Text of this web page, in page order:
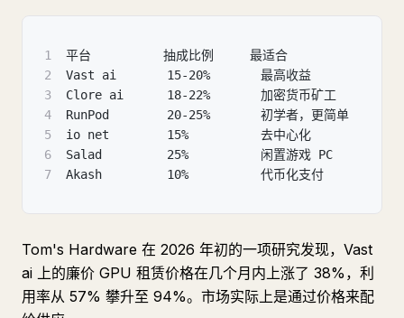
1
平台          抽成比例     最适合
2
Vast ai       15-20%       最高收益
3
Clore ai      18-22%       加密货币矿工
4
RunPod        20-25%       初学者，更简单
5
io net        15%          去中心化
6
Salad         25%          闲置游戏 PC
7
Akash         10%          代币化支付
Tom's Hardware 在 2026 年初的一项研究发现，Vast
ai 上的廉价 GPU 租赁价格在几个月内上涨了 38%，利
用率从 57% 攀升至 94%。市场实际上是通过价格来配